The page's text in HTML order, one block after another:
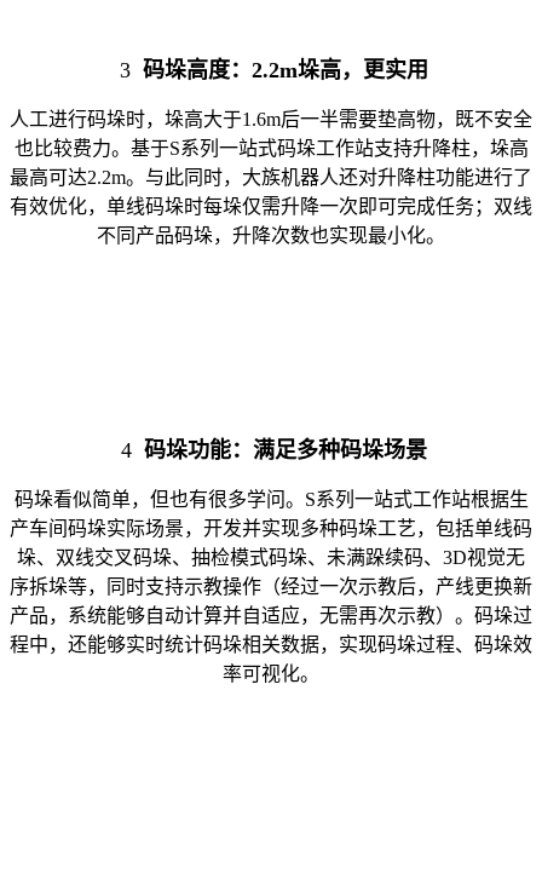
3 码垛高度：2.2m垛高，更实用
人工进行码垛时，垛高大于1.6m后一半需要垫高物，既不安全
也比较费力。基于S系列一站式码垛工作站支持升降柱，垛高
最高可达2.2m。与此同时，大族机器人还对升降柱功能进行了
有效优化，单线码垛时每垛仅需升降一次即可完成任务；双线
不同产品码垛，升降次数也实现最小化。
4 码垛功能：满足多种码垛场景
码垛看似简单，但也有很多学问。S系列一站式工作站根据生
产车间码垛实际场景，开发并实现多种码垛工艺，包括单线码
垛、双线交叉码垛、抽检模式码垛、未满跺续码、3D视觉无
序拆垛等，同时支持示教操作（经过一次示教后，产线更换新
产品，系统能够自动计算并自适应，无需再次示教）。码垛过
程中，还能够实时统计码垛相关数据，实现码垛过程、码垛效
率可视化。